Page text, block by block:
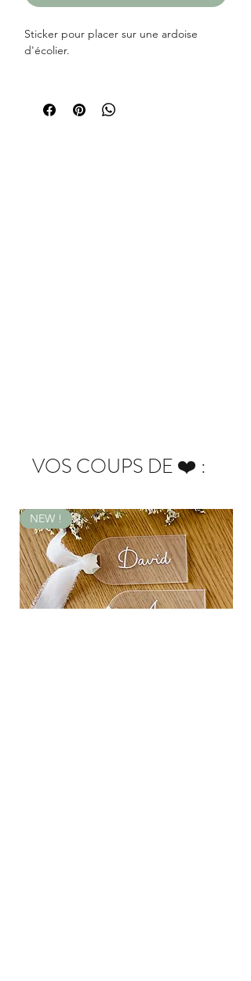
Sticker pour placer sur une ardoise
d'écolier.
souhaitez et choisissez parmi les
14 polices d'écriture.
VOS COUPS DE ❤️ :
NEW !